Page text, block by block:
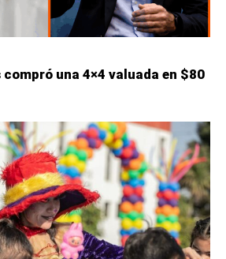
compró una 4×4 valuada en $80